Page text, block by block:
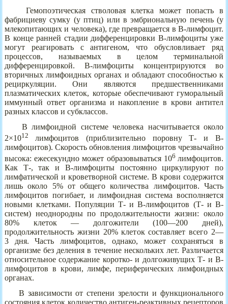
Гемопоэтическая стволовая клетка может попасть в
фабрициеву сумку (у птиц) или в эмбриональную печень (у
млекопитающих и человека), где превращается в В-лимфоцит.
В конце ранней стадии дифференцировки В-лимфоциты уже
могут реагировать с антигеном, что обусловливает ряд
процессов, называемых в целом терминальной
дифференцировкой. В-лимфоциты концентрируются во
вторичных лимфоидных органах и обладают способностью к
рециркуляции. Они являются предшественниками
плазматических клеток, которые обеспечивают гуморальный
иммунный ответ организма и накопление в крови антител
разных классов и субклассов.
В лимфоидной системе человека насчитывается около
2×1012 лимфоцитов (приблизительно поровну Т- и В-
лимфоцитов). Скорость обновления лимфоцитов чрезвычайно
высока: ежесекундно может образовываться 106 лимфоцитов.
Как Т-, так и В-лимфоциты постоянно циркулируют по
лимфатической и кроветворной системе. В крови содержится
лишь около 5% от общего количества лимфоцитов. Часть
лимфоцитов погибает, и лимфоидная система восполняется
новыми клетками. Популяции Т- и В-лимфоцитов (Т- и В-
систем) неоднородны по продолжительности жизни: около
80% клеток — долгожители (100—200 дней),
продолжительность жизни 20% клеток составляет всего 2—
3 дня. Часть лимфоцитов, однако, может сохраняться в
организме без деления в течение нескольких лет. Различается
относительное содержание коротко- и долгоживущих Т- и В-
лимфоцитов в крови, лимфе, периферических лимфоидных
органах.
В зависимости от степени зрелости и функционального